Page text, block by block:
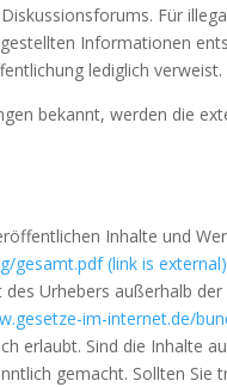
Für
Informationen
lediglich verweist.
bekannt, werden die
Inhalte und
gesamt.pdf(link is external)
Urhebers außerhalb
im-internet.de/
erlaubt. Sind die Inhalte
gemacht. Sollten